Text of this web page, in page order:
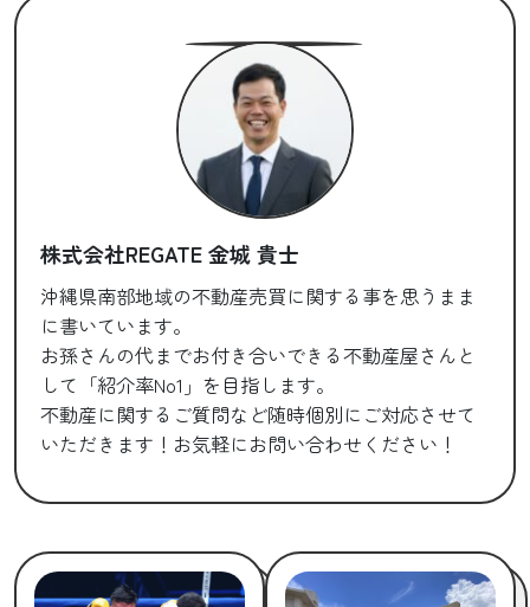
株式会社REGATE 金城 貴士
沖縄県南部地域の不動産売買に関する事を思うまま
に書いています。
お孫さんの代までお付き合いできる不動産屋さんと
して「紹介率No1」を目指します。
不動産に関するご質問など随時個別にご対応させて
いただきます！お気軽にお問い合わせください！